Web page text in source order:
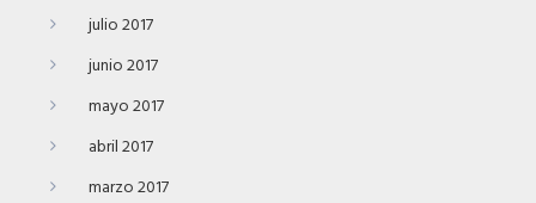
julio 2017
junio 2017
mayo 2017
abril 2017
marzo 2017